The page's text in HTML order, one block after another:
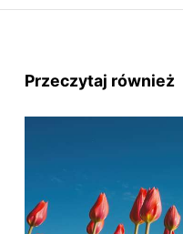
Przeczytaj również